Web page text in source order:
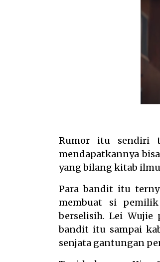
Rumor itu sendiri
mendapatkannya
yang bilang kitab
Para bandit itu
membuat si
berselisih. Lei
bandit itu sampai
senjata gantungan